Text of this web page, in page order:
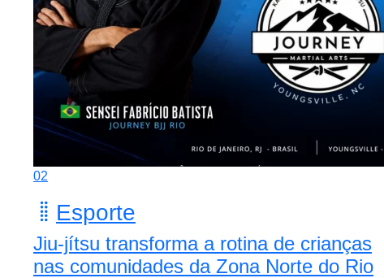
02
Esporte
Jiu-jítsu transforma a rotina de crianças
nas comunidades da Zona Norte do Rio